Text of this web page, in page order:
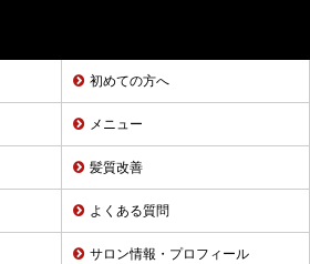
初めての方へ
メニュー
髪質改善
よくある質問
サロン情報・プロフィール